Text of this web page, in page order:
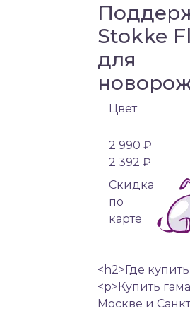
Stokke
для
Цвет
2 990 ₽
2 392 ₽
Cкидка
по
карте
<h2>Где
<p>Купить
Москве и